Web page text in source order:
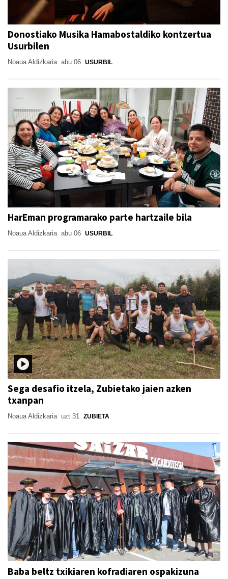
Donostiako Musika Hamabostaldiko kontzertua
Usurbilen
Noaua Aldizkaria abu 06 USURBIL
HarEman programarako parte hartzaile bila
Noaua Aldizkaria abu 06 USURBIL
Sega desafio itzela, Zubietako jaien azken
txanpan
Noaua Aldizkaria uzt 31 ZUBIETA
Baba beltz txikiaren kofradiaren ospakizuna